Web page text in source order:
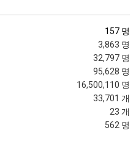
157 명
3,863 명
32,797 명
95,628 명
16,500,110 명
33,701 개
23 개
562 명